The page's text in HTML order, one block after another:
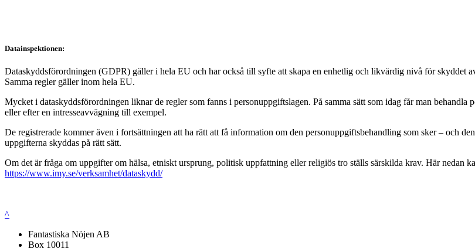
Datainspektionen:
Dataskyddsförordningen (GDPR) gäller i hela EU och har också till syfte att skapa en enhetlig och likvärdig nivå för skyddet
Samma regler gäller inom hela EU.
Mycket i dataskyddsförordningen liknar de regler som fanns i personuppgiftslagen. På samma sätt som idag får man
eller efter en intresseavvägning till exempel.
De registrerade kommer även i fortsättningen att ha rätt att få information om den personuppgiftsbehandling som sker – och
uppgifterna skyddas på rätt sätt.
Om det är fråga om uppgifter om hälsa, etniskt ursprung, politisk uppfattning eller religiös tro ställs särskilda krav. Här nedan
https://www.imy.se/verksamhet/dataskydd/
^
Fantastiska Nöjen AB
Box 10011